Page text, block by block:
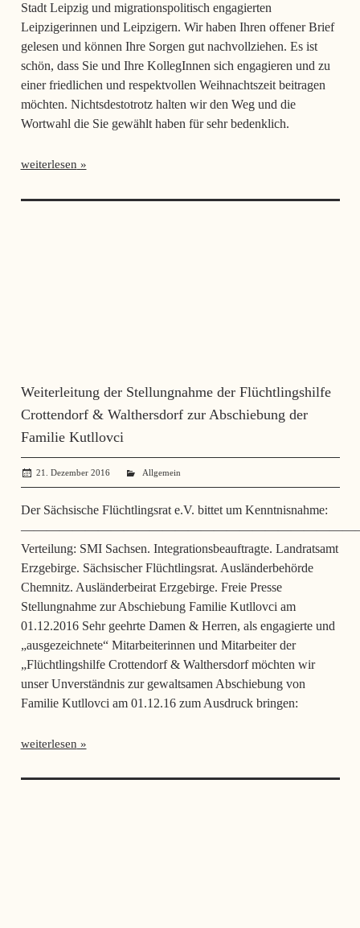
Stadt Leipzig und migrationspolitisch engagierten
Leipzigerinnen und Leipzigern. Wir haben Ihren offener Brief
gelesen und können Ihre Sorgen gut nachvollziehen. Es ist
schön, dass Sie und Ihre KollegInnen sich engagieren und zu
einer friedlichen und respektvollen Weihnachtszeit beitragen
möchten. Nichtsdestotrotz halten wir den Weg und die
Wortwahl die Sie gewählt haben für sehr bedenklich.
weiterlesen
Weiterleitung der Stellungnahme der Flüchtlingshilfe
Crottendorf & Walthersdorf zur Abschiebung der
Familie Kutllovci
21. Dezember 2016 administrator
Allgemein
Der Sächsische Flüchtlingsrat e.V. bittet um Kenntnisnahme:
Verteilung: SMI Sachsen. Integrationsbeauftragte. Landratsamt
Erzgebirge. Sächsischer Flüchtlingsrat. Ausländerbehörde
Chemnitz. Ausländerbeirat Erzgebirge. Freie Presse
Stellungnahme zur Abschiebung Familie Kutllovci am
01.12.2016 Sehr geehrte Damen & Herren, als engagierte und
„ausgezeichnete“ Mitarbeiterinnen und Mitarbeiter der
„Flüchtlingshilfe Crottendorf & Walthersdorf möchten wir
unser Unverständnis zur gewaltsamen Abschiebung von
Familie Kutllovci am 01.12.16 zum Ausdruck bringen:
weiterlesen